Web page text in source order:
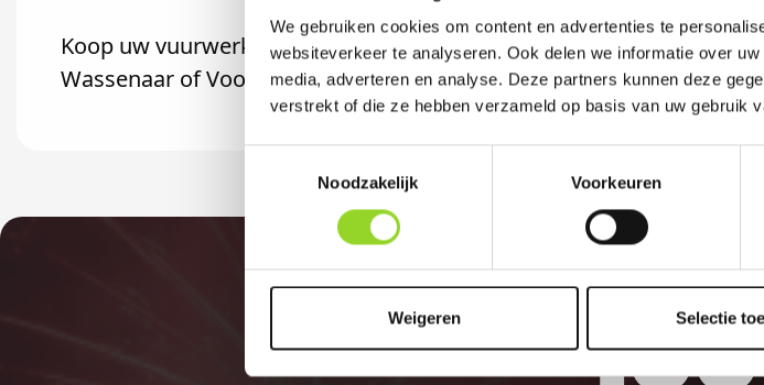
We gebruiken cookies om content en advertenties te
websiteverkeer te analyseren. Ook delen we informatie over
media, adverteren en analyse. Deze partners kunnen deze
verstrekt of die ze hebben verzameld op basis van uw gebruik
Noodzakelijk
Voorkeuren
Weigeren Selectie
Koop uw vuurwerk dan bij Vuurwerk Raben in Voorburg. U bent
Wassenaar of Voorschoten komt.